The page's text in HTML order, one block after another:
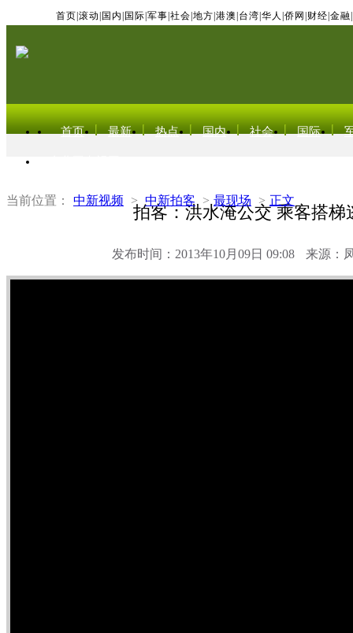
首页 滚动 国内 国际 军事 社会 地方 港澳 台湾 华人 侨网 财经 金融
首页 最新 热点 国内 社会 国际
当前位置： 中新视频 > 中新拍客 > 最现场 > 正文
拍客：洪水淹公交 乘客搭梯
发布时间：2013年10月09日 09:08 来源：